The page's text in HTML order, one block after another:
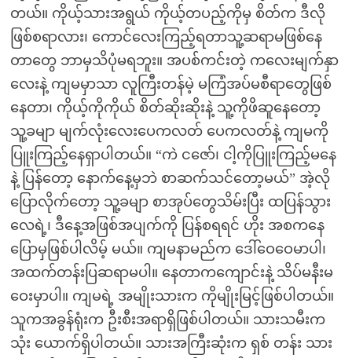
တယ်။ ကိုယ့်သားအရွယ် ကိုယ့်တပည့်ကိုမှ စိတ်က ဒီလို
ဖြစ်စရာလား၊ ကောင်လေးကြည့်ရတာသူ့ဆရာမဖြစ်နေ
တာတွေ ဘာမှသိပုံမရဘူး။ အပစ်ကင်းတဲ့ ကလေးမျက်နှာ
လေးနဲ့ ကျမမှာသာ လူကြီးတန်မဲ့ မကြံအပ်မစီရာတွေဖြစ်
နေတာ၊ ကိုယ့်ကိုကိုယ် စိတ်ဆိုးဆိုးနဲ့ သူ့ကိုဖိဆူနေတော့
သူ့ခမျာ မျက်လုံးလေးပေကလတ် ပေကလတ်နဲ့ ကျမကို
ပြူးကြည့်နေရှာပါတယ်။ “ကဲ ငဇော်၊ ငါ့ကိုပြူးကြည့်မနေ
နဲ့ ပြန်တော့ နောက်နေ့မှဘဲ စာဆက်သင်တော့မယ်” အဲ့လို
ပြောလိုက်တော့ သူ့ခမျာ စာအုပ်တွေသိမ်းပြီး ထပြန်သွား
လေရဲ့၊ ဒီနေ့အဖြစ်အပျက်ကို ပြန်စရရင် ဟိုး အစကနေ
ပြောမှဖြစ်ပါလိမ့် မယ်။ ကျမနာမည်က ဒေါ်ဝေဝေမာပါ၊
အထက်တန်းပြဆရာမပါ။ နေတာကကျောင်းနဲ့ သိပ်မနီးမ
ဝေးမှာပါ။ ကျမရဲ့ အမျိုးသားက ကိုမျိုးမြင့်ဖြစ်ပါတယ်။
သူကအခွန်ရုံးက ဦးစီးအရာရှိဖြစ်ပါတယ်။ သားသမီးက
သုံး ယောက်ရှိပါတယ်။ သားအကြီးဆုံးက ရှစ် တန်း သား